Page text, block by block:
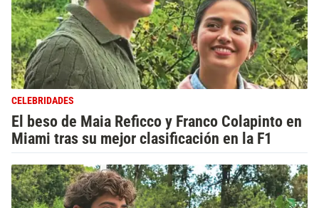
CELEBRIDADES
El beso de Maia Reficco y Franco Colapinto en
Miami tras su mejor clasificación en la F1